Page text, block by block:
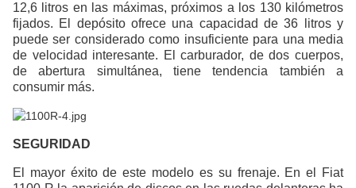
12,6 litros en las máximas, próximos a los 130 kilómetros
fijados. El depósito ofrece una capacidad de 36 litros y
puede ser considerado como insuficiente para una media
de velocidad interesante. El carburador, de dos cuerpos,
de abertura simultánea, tiene tendencia también a
consumir más.
SEGURIDAD
El mayor éxito de este modelo es su frenaje. En el Fiat